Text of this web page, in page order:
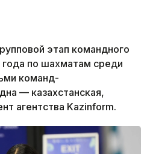
этап командного
по шахматам среди
команд-
— казахстанская,
агентства Kazinform.